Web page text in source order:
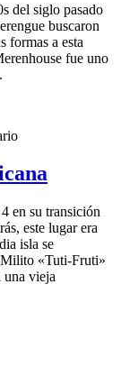
del siglo pasado
buscaron
formas a esta
fue uno
en su transición
este lugar era
isla se
Milito «Tuti-Fruti»
una vieja